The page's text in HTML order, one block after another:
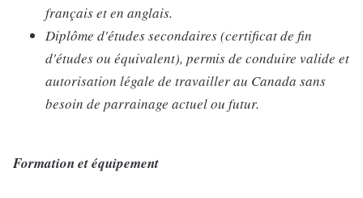
français et en anglais.
Diplôme d'études secondaires (certificat de fin
d'études ou équivalent), permis de conduire valide et
autorisation légale de travailler au Canada sans
besoin de parrainage actuel ou futur.
Formation et équipement